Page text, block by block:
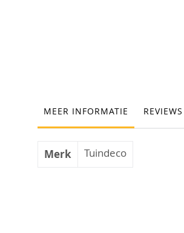
gallerij
MEER INFORMATIE REVIEWS
Meer
informatie
Merk Tuindeco